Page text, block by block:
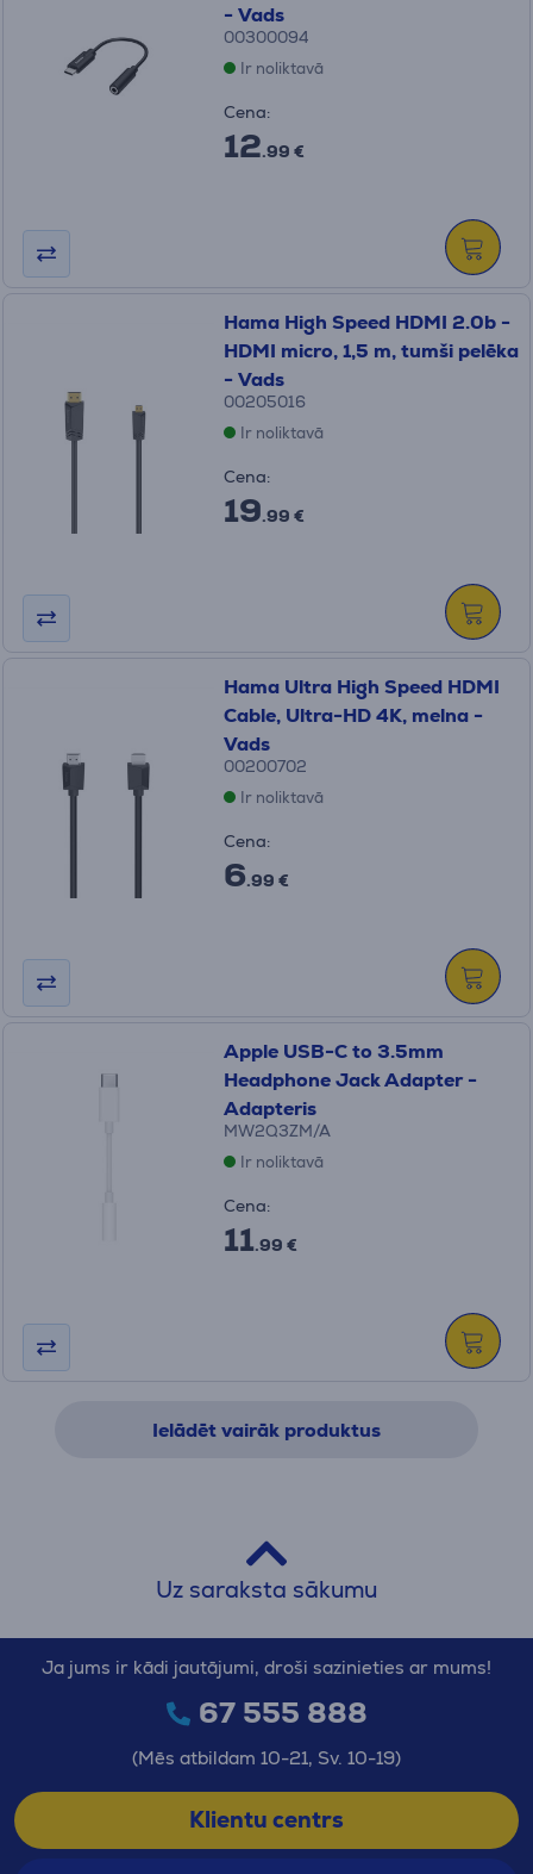
- Vads
00300094
Ir noliktavā
Cena:
12.99 €
Hama High Speed ​​HDMI 2.0b -
HDMI micro, 1,5 m, tumši pelēka
- Vads
00205016
Ir noliktavā
Cena:
19.99 €
Hama Ultra High Speed HDMI
Cable, Ultra-HD 4K, melna -
Vads
00200702
Ir noliktavā
Cena:
6.99 €
Apple USB-C to 3.5mm
Headphone Jack Adapter -
Adapteris
MW2Q3ZM/A
Ir noliktavā
Cena:
11.99 €
Ielādēt vairāk produktus
Uz saraksta sākumu
Ja jums ir kādi jautājumi, droši sazinieties ar mums!
67 555 888
(Mēs atbildam 10-21, Sv. 10-19)
Klientu centrs